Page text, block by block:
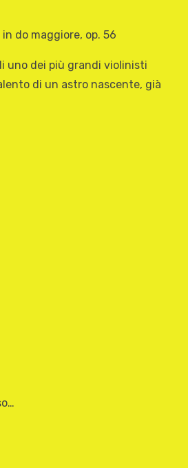
do maggiore, op. 56
uno dei più grandi violinisti
di un astro nascente, già